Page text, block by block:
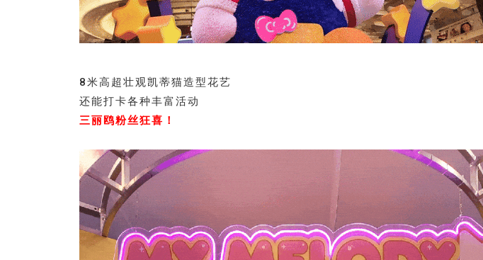
8米高超壮观凯蒂猫造型花艺
还能打卡各种丰富活动
三丽鸥粉丝狂喜！